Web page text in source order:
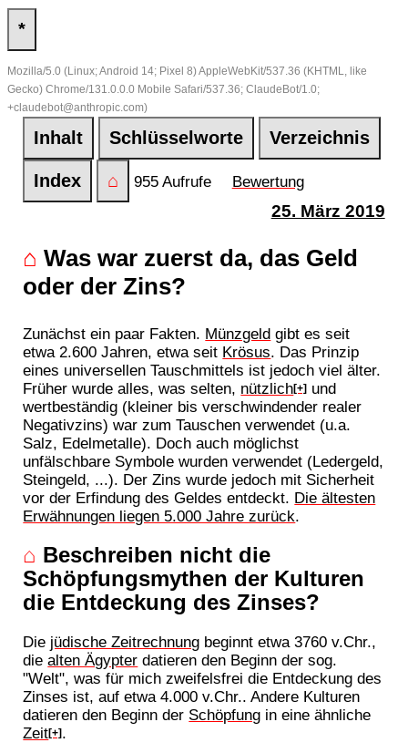
*
Mozilla/5.0 (Linux; Android 14; Pixel 8) AppleWebKit/537.36 (KHTML, like
Gecko) Chrome/131.0.0.0 Mobile Safari/537.36; ClaudeBot/1.0;
+claudebot@anthropic.com)
Inhalt Schlüsselworte Verzeichnis
Index ⌂ 955 Aufrufe Bewertung
25. März 2019
⌂ Was war zuerst da, das Geld
oder der Zins?
Zunächst ein paar Fakten. Münzgeld gibt es seit
etwa 2.600 Jahren, etwa seit Krösus. Das Prinzip
eines universellen Tauschmittels ist jedoch viel älter.
Früher wurde alles, was selten, nützlich[+] und
wertbeständig (kleiner bis verschwindender realer
Negativzins) war zum Tauschen verwendet (u.a.
Salz, Edelmetalle). Doch auch möglichst
unfälschbare Symbole wurden verwendet (Ledergeld,
Steingeld, ...). Der Zins wurde jedoch mit Sicherheit
vor der Erfindung des Geldes entdeckt. Die ältesten
Erwähnungen liegen 5.000 Jahre zurück.
⌂ Beschreiben nicht die
Schöpfungsmythen der Kulturen
die Entdeckung des Zinses?
Die jüdische Zeitrechnung beginnt etwa 3760 v.Chr.,
diealten Ägypter datieren den Beginn der sog.
"Welt", was für mich zweifelsfrei die Entdeckung des
Zinses ist, auf etwa 4.000 v.Chr.. Andere Kulturen
datieren den Beginn der Schöpfung in eine ähnliche
Zeit[+] .